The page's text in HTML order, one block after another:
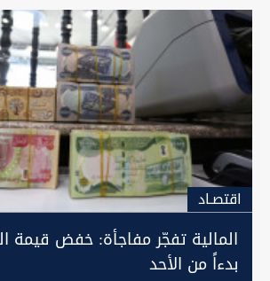
اقتصـاد
المالية تفجّر مفاجأة: خفض قيمة
بدءاً من الأحد